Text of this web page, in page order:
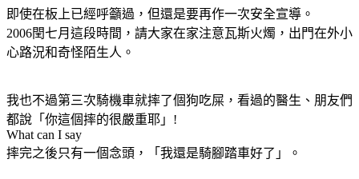
即使在板上已經呼籲過，但還是要再作一次安全宣導。
2006閏七月這段時間，請大家在家注意瓦斯火燭，出門在外小
心路況和奇怪陌生人。
我也不過第三次騎機車就摔了個狗吃屎，看過的醫生、朋友們
都說「你這個摔的很嚴重耶」!
What can I say
摔完之後只有一個念頭，「我還是騎腳踏車好了」。